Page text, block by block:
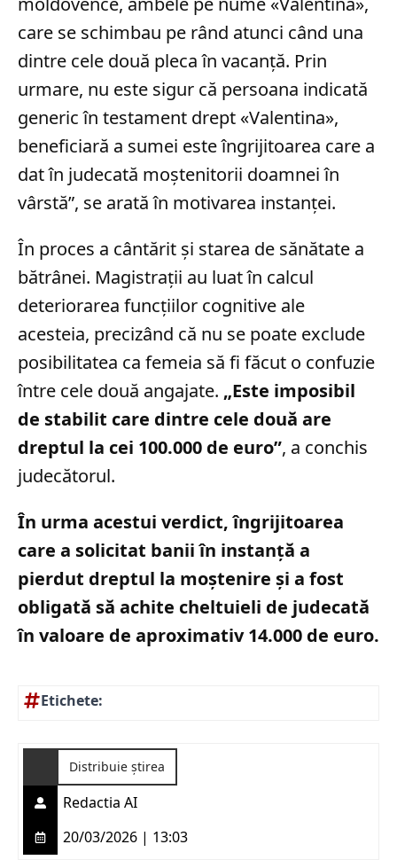
care se schimbau pe rând atunci când una
dintre cele două pleca în vacanță. Prin
urmare, nu este sigur că persoana indicată
generic în testament drept «Valentina»,
beneficiară a sumei este îngrijitoarea care a
dat în judecată moștenitorii doamnei în
vârstă”, se arată în motivarea instanței.
În proces a cântărit și starea de sănătate a
bătrânei. Magistrații au luat în calcul
deteriorarea funcțiilor cognitive ale
acesteia, precizând că nu se poate exclude
posibilitatea ca femeia să fi făcut o confuzie
între cele două angajate. „Este imposibil
de stabilit care dintre cele două are
dreptul la cei 100.000 de euro”, a conchis
judecătorul.
În urma acestui verdict, îngrijitoarea
care a solicitat banii în instanță a
pierdut dreptul la moștenire și a fost
obligată să achite cheltuieli de judecată
în valoare de aproximativ 14.000 de euro.
Etichete:
Distribuie știrea
Redactia AI
20/03/2026 | 13:03